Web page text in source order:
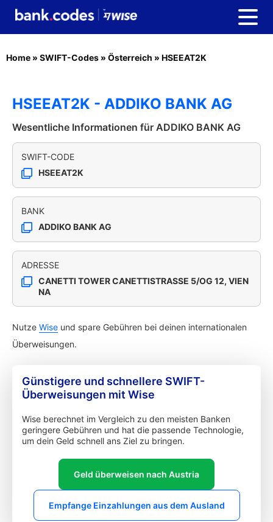
Home » SWIFT-Codes » Österreich » HSEEAT2K
HSEEAT2K - ADDIKO BANK AG
Wesentliche Informationen für ADDIKO BANK AG
SWIFT-CODE
HSEEAT2K
BANK
ADDIKO BANK AG
ADRESSE
CANETTI TOWER CANETTISTRASSE 5/OG 12, VIEN
NA
Nutze Wise und spare Gebühren bei deinen internationalen
Überweisungen.
Günstigere und schnellere SWIFT-
Überweisungen mit Wise
Wise berechnet im Vergleich zu den meisten Banken
geringere Gebühren und hat die passende Technologie,
um dein Geld schnell ans Ziel zu bringen.
Geld überweisen nach Austria
Empfange Einzahlungen aus dem Ausland